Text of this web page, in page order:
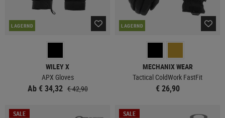
LAGERND
WILEY X
APX Gloves
Ab € 34,32 € 42,90
LAGERND
MECHANIX WEAR
Tactical ColdWork FastFit
€ 26,90
SALE SALE